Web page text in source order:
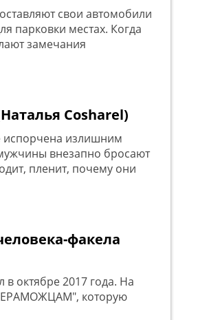
свои автомобили
парковки местах. Когда
замечания
Cosharel)
испорчена излишним
внезапно бросают
пленит, почему они
факела
в октябре 2017 года. На
которую